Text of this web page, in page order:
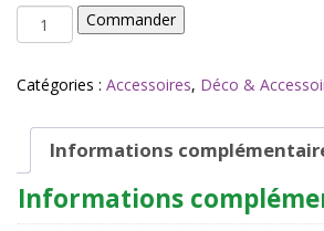
quantité
de
standing
navy
&Klevering
Commander
Catégories : Accessoires, Déco &
Informations
Informations